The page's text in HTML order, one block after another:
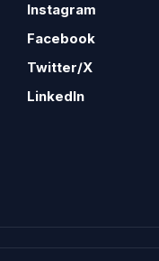
Instagram
Facebook
Twitter/X
LinkedIn